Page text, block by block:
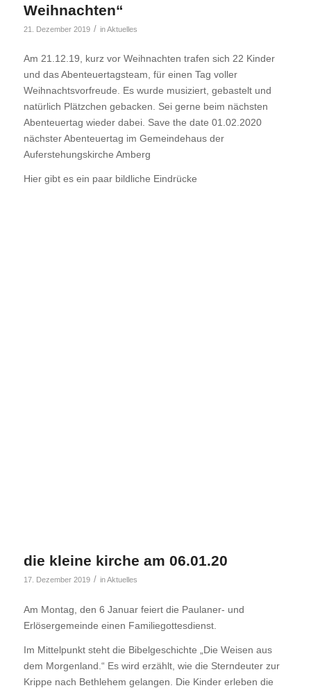
Weihnachten“
21. Dezember 2019 / inAktuelles
Am 21.12.19, kurz vor Weihnachten trafen sich 22 Kinder
und das Abenteuertagsteam, für einen Tag voller
Weihnachtsvorfreude. Es wurde musiziert, gebastelt und
natürlich Plätzchen gebacken. Sei gerne beim nächsten
Abenteuertag wieder dabei. Save the date 01.02.2020
nächster Abenteuertag im Gemeindehaus der
Auferstehungskirche Amberg
Hier gibt es ein paar bildliche Eindrücke
die kleine kirche am 06.01.20
17. Dezember 2019 / inAktuelles
Am Montag, den 6 Januar feiert die Paulaner- und
Erlösergemeinde einen Familiegottesdienst.
Im Mittelpunkt steht die Bibelgeschichte „Die Weisen aus
dem Morgenland.“ Es wird erzählt, wie die Sterndeuter zur
Krippe nach Bethlehem gelangen. Die Kinder erleben die